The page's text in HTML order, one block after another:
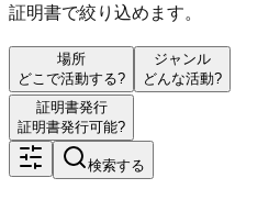
証明書で絞り込めます。
場所
どこで活動する?
ジャンル
どんな活動?
証明書発行
証明書発行可能?
検索する